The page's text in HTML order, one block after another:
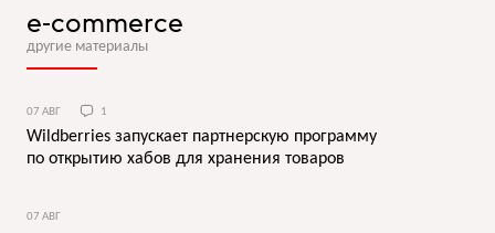
e-commerce
другие материалы
07 АВГ 1
Wildberries запускает партнерскую программу
по открытию хабов для хранения товаров
07 АВГ